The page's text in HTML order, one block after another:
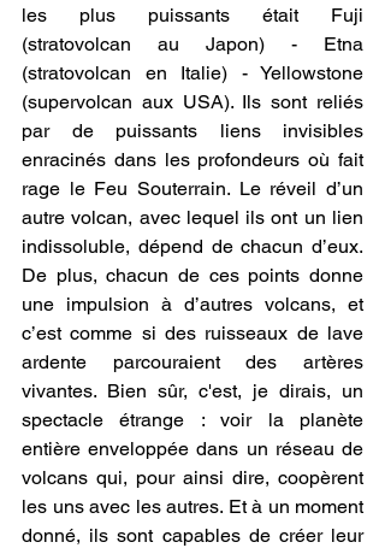
les plus puissants était Fuji
(stratovolcan au Japon) - Etna
(stratovolcan en Italie) - Yellowstone
(supervolcan aux USA). Ils sont reliés
par de puissants liens invisibles
enracinés dans les profondeurs où fait
rage le Feu Souterrain. Le réveil d’un
autre volcan, avec lequel ils ont un lien
indissoluble, dépend de chacun d’eux.
De plus, chacun de ces points donne
une impulsion à d’autres volcans, et
c’est comme si des ruisseaux de lave
ardente parcouraient des artères
vivantes. Bien sûr, c'est, je dirais, un
spectacle étrange : voir la planète
entière enveloppée dans un réseau de
volcans qui, pour ainsi dire, coopèrent
les uns avec les autres. Et à un moment
donné, ils sont capables de créer leur